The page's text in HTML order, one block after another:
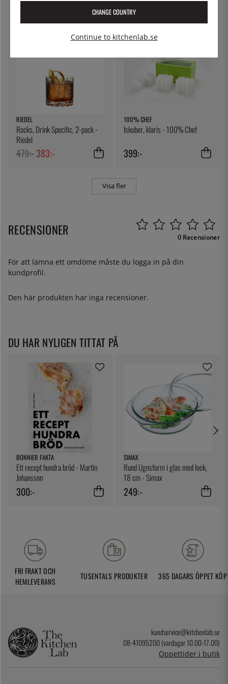
RIEDEL
Rocks, Drink Specific, 2-pack -
Riedel
479:-383:-
100% CHEF
Iskuber, klaris - 100% Chef
399:-
Visa fler
RECENSIONER 0 Recensioner
För att lämna ett omdöme måste du logga in på din
kundprofil.
Den här produkten har inga recensioner.
DU HAR NYLIGEN TITTAT PÅ
BONNIER FAKTA
Ett recept hundra bröd - Martin
Johansson
300:-
SIMAX
Rund Ugnsform i glas med lock,
18 cm - Simax
249:-
FRI FRAKT OCH
HEMLEVERANS
TUSENTALS PRODUKTER 365 DAGARS ÖPPET KÖP
kundservice@kitchenlab.se
08-41095200 (vardagar 10.00-17.00)
Öppettider i butik
CHANGE COUNTRY
Continue to kitchenlab.se